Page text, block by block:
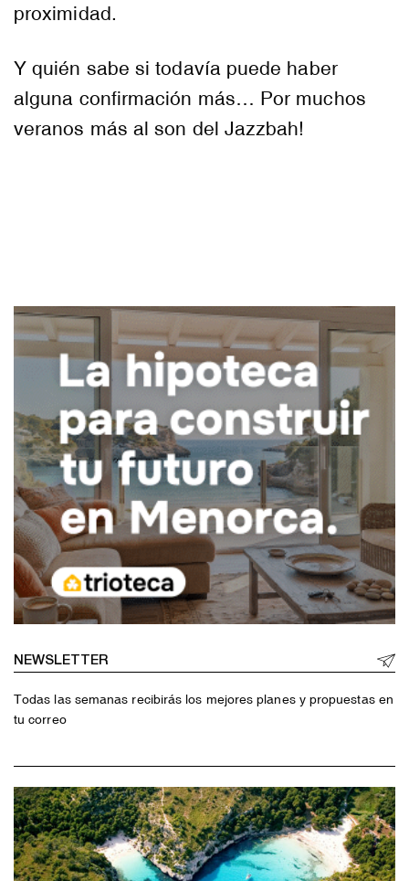
proximidad.
Y quién sabe si todavía puede haber
alguna confirmación más… Por muchos
veranos más al son del Jazzbah!
NEWSLETTER
Todas las semanas recibirás los mejores planes y propuestas en
tu correo